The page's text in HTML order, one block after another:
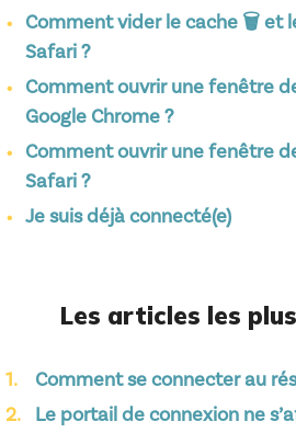
Comment vider le cache 🗑️ et
Safari ?
Comment ouvrir une fenêtre
Google Chrome ?
Comment ouvrir une fenêtre
Safari ?
Je suis déjà connecté(e)
Les articles les
Comment se connecter au
Le portail de connexion ne